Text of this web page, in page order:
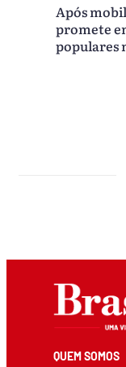
Após
promete
populares
QUEM SOMOS